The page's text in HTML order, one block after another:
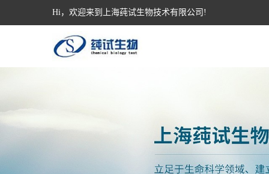
Hi，欢迎来到上海莼试生物技术有限公司!